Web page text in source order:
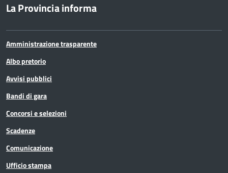
La Provincia informa
Amministrazione trasparente
Albo pretorio
Avvisi pubblici
Bandi di gara
Concorsi e selezioni
Scadenze
Comunicazione
Ufficio stampa